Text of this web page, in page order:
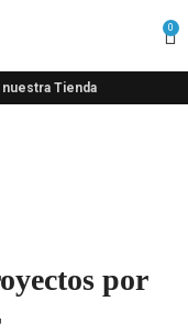
0
Tienda
por